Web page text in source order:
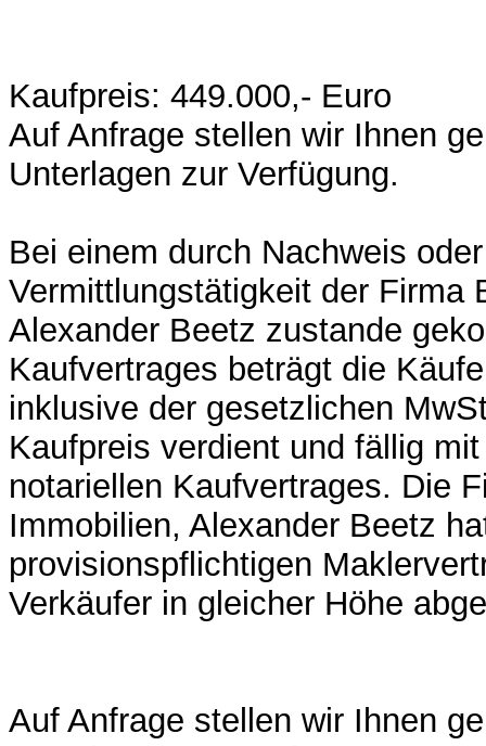
Kaufpreis: 449.000,- Euro
Auf Anfrage stellen wir Ihnen
Unterlagen zur Verfügung.
Bei einem durch Nachweis oder
Vermittlungstätigkeit der Firma
Alexander Beetz zustande
Kaufvertrages beträgt die
inklusive der gesetzlichen
Kaufpreis verdient und fällig
notariellen Kaufvertrages. Die
Immobilien, Alexander Beetz
provisionspflichtigen
Verkäufer in gleicher Höhe
Auf Anfrage stellen wir Ihnen